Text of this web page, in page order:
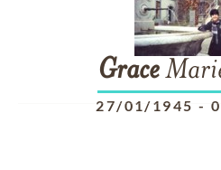
Grace
27/01/1945 -